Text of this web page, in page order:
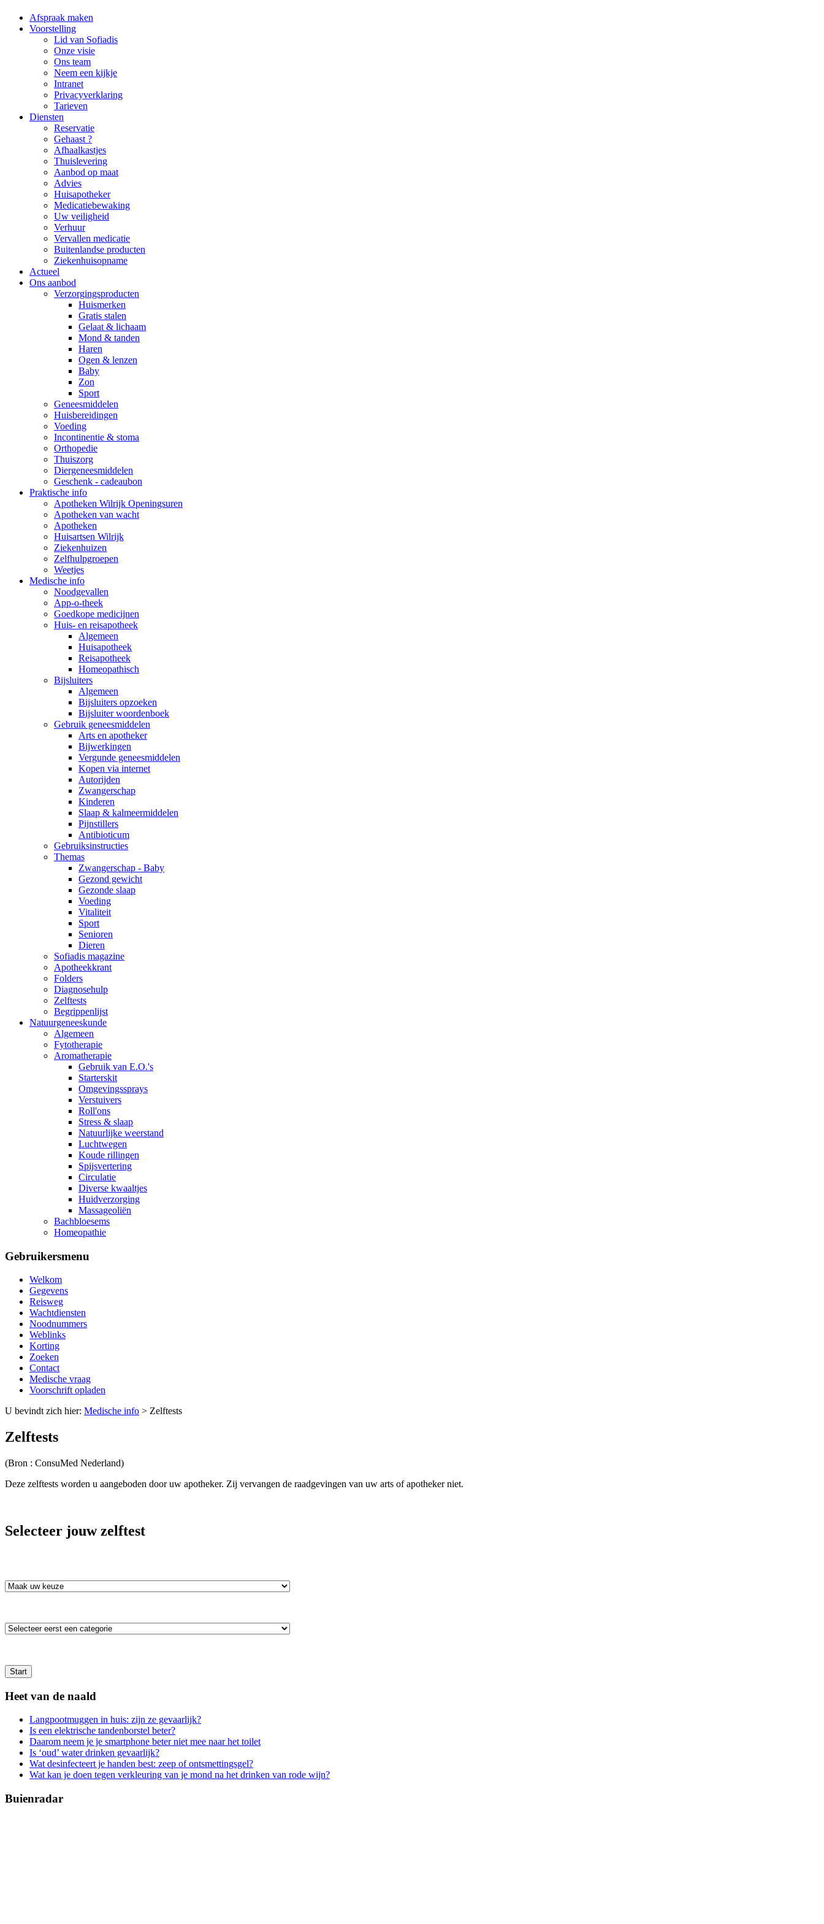
Afspraak maken
Voorstelling
Lid van Sofiadis
Onze visie
Ons team
Neem een kijkje
Intranet
Privacyverklaring
Tarieven
Diensten
Reservatie
Gehaast ?
Afhaalkastjes
Thuislevering
Aanbod op maat
Advies
Huisapotheker
Medicatiebewaking
Uw veiligheid
Verhuur
Vervallen medicatie
Buitenlandse producten
Ziekenhuisopname
Actueel
Ons aanbod
Verzorgingsproducten
Huismerken
Gratis stalen
Gelaat & lichaam
Mond & tanden
Haren
Ogen & lenzen
Baby
Zon
Sport
Geneesmiddelen
Huisbereidingen
Voeding
Incontinentie & stoma
Orthopedie
Thuiszorg
Diergeneesmiddelen
Geschenk - cadeaubon
Praktische info
Apotheken Wilrijk Openingsuren
Apotheken van wacht
Apotheken
Huisartsen Wilrijk
Ziekenhuizen
Zelfhulpgroepen
Weetjes
Medische info
Noodgevallen
App-o-theek
Goedkope medicijnen
Huis- en reisapotheek
Algemeen
Huisapotheek
Reisapotheek
Homeopathisch
Bijsluiters
Algemeen
Bijsluiters opzoeken
Bijsluiter woordenboek
Gebruik geneesmiddelen
Arts en apotheker
Bijwerkingen
Vergunde geneesmiddelen
Kopen via internet
Autorijden
Zwangerschap
Kinderen
Slaap & kalmeermiddelen
Pijnstillers
Antibioticum
Gebruiksinstructies
Themas
Zwangerschap - Baby
Gezond gewicht
Gezonde slaap
Voeding
Vitaliteit
Sport
Senioren
Dieren
Sofiadis magazine
Apotheekkrant
Folders
Diagnosehulp
Zelftests
Begrippenlijst
Natuurgeneeskunde
Algemeen
Fytotherapie
Aromatherapie
Gebruik van E.O.'s
Starterskit
Omgevingssprays
Verstuivers
Roll'ons
Stress & slaap
Natuurlijke weerstand
Luchtwegen
Koude rillingen
Spijsvertering
Circulatie
Diverse kwaaltjes
Huidverzorging
Massageoliën
Bachbloesems
Homeopathie
Gebruikersmenu
Welkom
Gegevens
Reisweg
Wachtdiensten
Noodnummers
Weblinks
Korting
Zoeken
Contact
Medische vraag
Voorschrift opladen
U bevindt zich hier: Medische info > Zelftests
Zelftests
(Bron : ConsuMed Nederland)
Deze zelftests worden u aangeboden door uw apotheker. Zij vervangen de raadgevingen van uw arts of apotheker niet.
Selecteer jouw zelftest
Start
Heet van de naald
Langpootmuggen in huis: zijn ze gevaarlijk?
Is een elektrische tandenborstel beter?
Daarom neem je je smartphone beter niet mee naar het toilet
Is ‘oud’ water drinken gevaarlijk?
Wat desinfecteert je handen best: zeep of ontsmettingsgel?
Wat kan je doen tegen verkleuring van je mond na het drinken van rode wijn?
Buienradar